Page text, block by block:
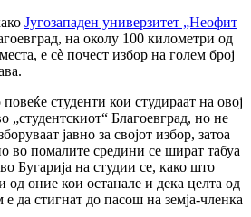
Југозападен универзитет „Неофит
на околу 100 километри од
е сè почест избор на голем број
студенти кои студираат на овој
„студентскиот“ Благоевград, но не
јавно за својот избор, затоа
во помалите средини се шират табуа
Бугарија на студии се, како што
од оние кои останале и дека целта од
е да стигнат до пасош на земја-членка